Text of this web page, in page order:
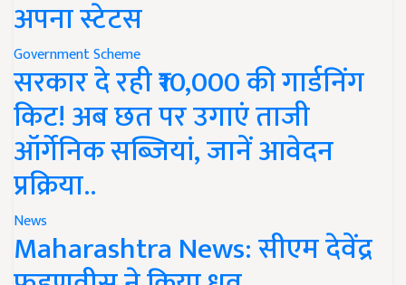
अपना स्टेटस
Government Scheme
सरकार दे रही ₹10,000 की गार्डनिंग
किट! अब छत पर उगाएं ताजी
ऑर्गेनिक सब्जियां, जानें आवेदन
प्रक्रिया..
News
Maharashtra News: सीएम देवेंद्र